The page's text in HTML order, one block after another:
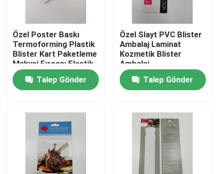
Ana sayfa
Ürünler
Fabrika turu
Özel Poster Baskı
Termoforming Plastik
Blister Kart Paketleme
Makyaj Fırçası Elastik
Talep Gönder
Özel Slayt PVC Blister
Ambalaj Laminat
Kozmetik Blister
Ambalaj
Talep Gönder